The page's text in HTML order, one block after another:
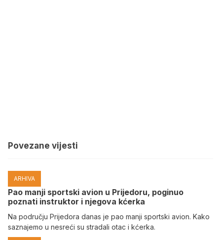
Povezane vijesti
ARHIVA
Pao manji sportski avion u Prijedoru, poginuo
poznati instruktor i njegova kćerka
Na području Prijedora danas je pao manji sportski avion. Kako
saznajemo u nesreći su stradali otac i kćerka.